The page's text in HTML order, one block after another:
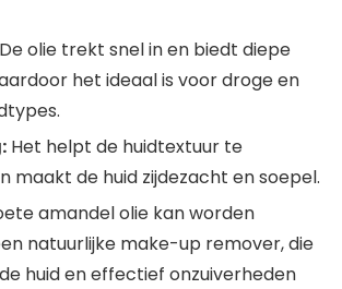
De olie trekt snel in en biedt diepe
het ideaal is voor droge en
Het helpt de huidtextuur te
maakt de huid zijdezacht en soepel.
amandel olie kan worden
natuurlijke make-up remover, die
huid en effectief onzuiverheden